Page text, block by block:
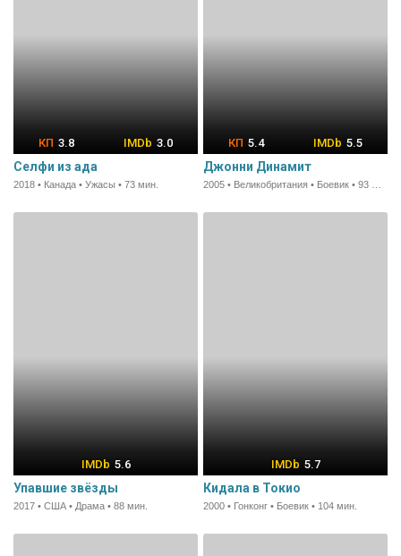
3.8 3.0
Селфи из ада
2018 • Канада • Ужасы • 73 мин.
5.4 5.5
Джонни Динамит
5.6
Упавшие звёзды
2017 • США • Драма • 88 мин.
5.7
Кидала в Токио
2000 • Гонконг • Боевик • 104 мин.